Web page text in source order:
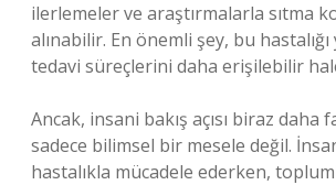
ilerlemeler ve araştırmalarla sıtma
alınabilir. En önemli şey, bu
tedavi süreçlerini daha erişilebilir
Ancak, insani bakış açısı biraz daha
sadece bilimsel bir mesele değil.
hastalıkla mücadele ederken,